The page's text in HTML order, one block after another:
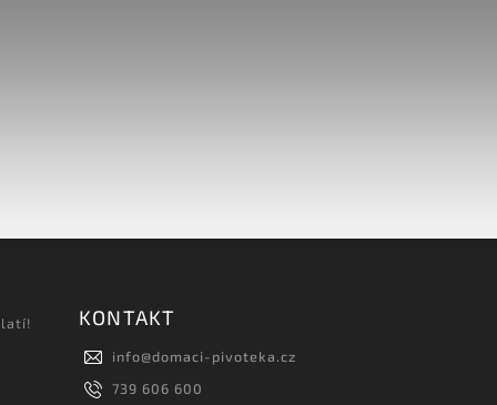
KONTAKT
info@domaci-pivoteka.cz
739 606 600